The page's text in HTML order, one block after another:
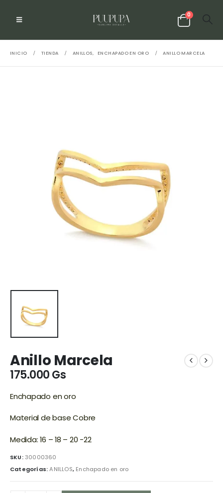
0
INICIO TIENDA ANILLOS, ENCHAPADO EN ORO ANILLO MARCELA
Anillo Marcela
175.000Gs
Enchapado en oro
Material de base Cobre
Medida: 16 – 18 – 20 -22
SKU:30000360
Categorías:ANILLOS, Enchapado en oro